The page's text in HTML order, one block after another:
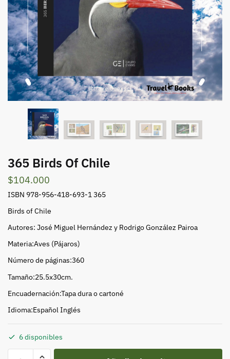
365 Birds Of Chile
$104.000
ISBN 978-956-418-693-1 365
Birds of Chile
Autores: José Miguel Hernández y Rodrigo González Pairoa
Materia:Aves (Pájaros)
Número de páginas:360
Tamaño:25.5x30cm.
Encuadernación:Tapa dura o cartoné
Idioma:Español Inglés
6 disponibles